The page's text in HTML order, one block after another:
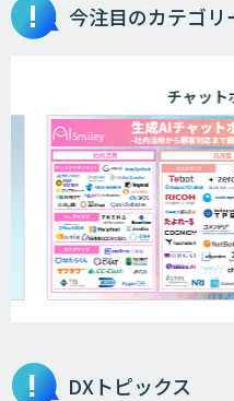
APTOの
高性能
ウェイ
今注目のカテゴリ
チャットボッ
DXトピックス